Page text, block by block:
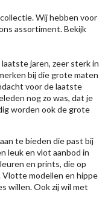
Wij hebben voor
assortiment. Bekijk
jaren, zeer sterk in
bij die grote maten
voor de laatste
nog zo was, dat je
worden ook de grote
te bieden die past bij
leuk en vlot aanbod in
en prints, die op
Vlotte modellen en hippe
willen. Ook zij wil met